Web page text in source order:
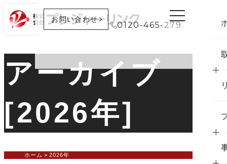
お問い合わせ
0120-465-279
アーカイブ
[2026年]
ホーム 2026年